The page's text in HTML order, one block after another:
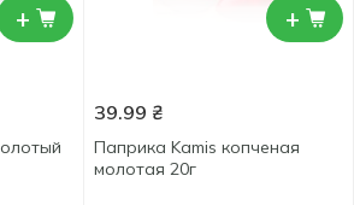
+ +
39.99 ₴
Паприка Kamis копченая
молотая 20г